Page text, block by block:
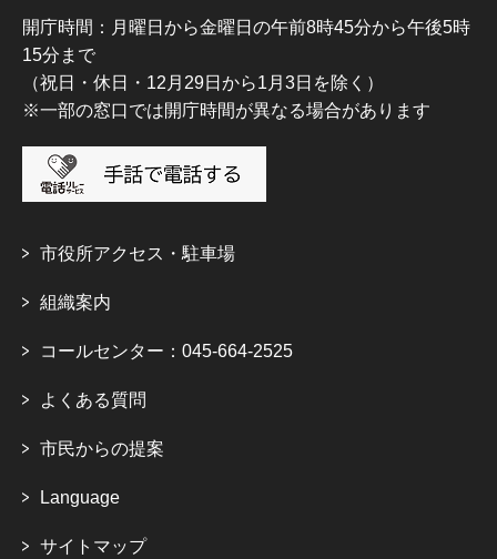
開庁時間：月曜日から金曜日の午前8時45分から午後5時
15分まで
（祝日・休日・12月29日から1月3日を除く）
※一部の窓口では開庁時間が異なる場合があります
市役所アクセス・駐車場
組織案内
コールセンター：045-664-2525
よくある質問
市民からの提案
Language
サイトマップ